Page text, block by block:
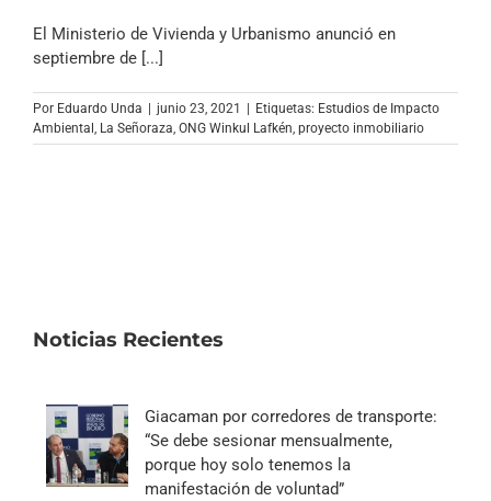
Archivo Sonoro
El Ministerio de Vivienda y Urbanismo anunció en
septiembre de [...]
Por Eduardo Unda | junio 23, 2021 | Etiquetas: Estudios de Impacto
Ambiental La Señoraza ONG Winkul Lafkén proyecto inmobiliario
Noticias Recientes
Giacaman por corredores de transporte:
“Se debe sesionar mensualmente,
porque hoy solo tenemos la
manifestación de voluntad”